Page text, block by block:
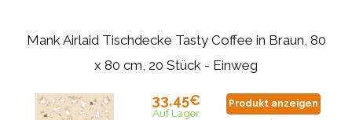
Mank Airlaid Tischdecke Tasty Coffee in Braun, 80
x 80 cm, 20 Stück - Einweg
33,45€
Auf Lager
Produkt anzeigen